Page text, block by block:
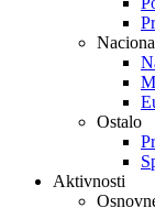
Ostalo
Aktivnosti